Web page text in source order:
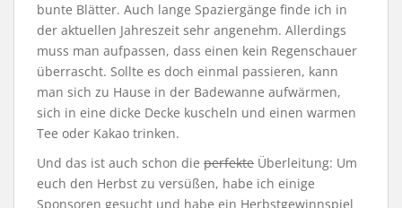
bunte Blätter. Auch lange Spaziergänge finde ich in
der aktuellen Jahreszeit sehr angenehm. Allerdings
muss man aufpassen, dass einen kein Regenschauer
überrascht. Sollte es doch einmal passieren, kann
man sich zu Hause in der Badewanne aufwärmen,
sich in eine dicke Decke kuscheln und einen warmen
Tee oder Kakao trinken.
Und das ist auch schon die perfekte Überleitung: Um
euch den Herbst zu versüßen, habe ich einige
Sponsoren gesucht und habe ein Herbstgewinnspiel